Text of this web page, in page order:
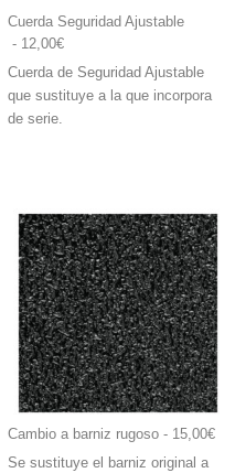
Cuerda Seguridad Ajustable
- 12,00€
Cuerda de Seguridad Ajustable
que sustituye a la que incorpora
de serie.
Cambio a barniz rugoso - 15,00€
Se sustituye el barniz original a